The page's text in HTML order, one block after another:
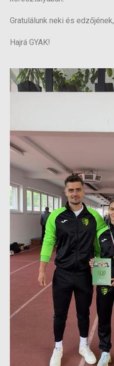
Gratulálunk neki és
Hajrá GYAK!